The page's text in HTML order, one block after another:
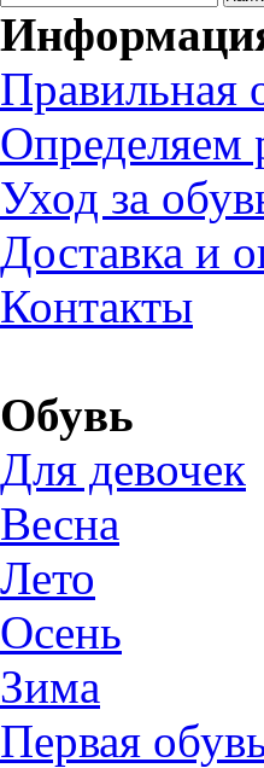
Правильная
Определяем
Уход за
Доставка и
Контакты
Обувь
Для девочек
Весна
Лето
Осень
Зима
Первая